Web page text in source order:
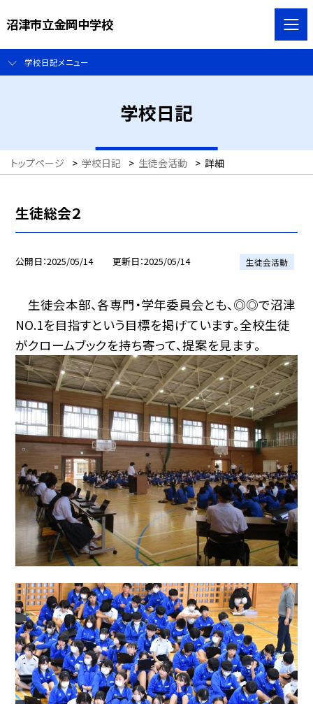
沼津市立金岡中学校
学校日記メニュー
学校日記
トップページ > 学校日記 > 生徒会活動 > 詳細
生徒総会２
公開日 2025/05/14 更新日 2025/05/14 生徒会活動
生徒会本部、各専門・学年委員会とも、◎◎で沼津
NO.1を目指すという目標を掲げています。全校生徒
がクロームブックを持ち寄って、提案を見ます。